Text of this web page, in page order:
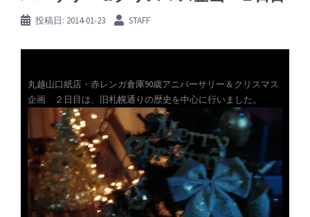
投稿日: 2014-01-23 STAFF
丸越山口紙店・赤レンガ倉庫90歳アニバーサリー＆クリスマス
企画 ２日目は、旧札幌通りの歴史を中心に行いました。